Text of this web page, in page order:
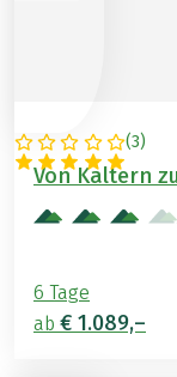
(3)
ITALIEN
Von Kaltern
6 Tage
ab € 1.089,–